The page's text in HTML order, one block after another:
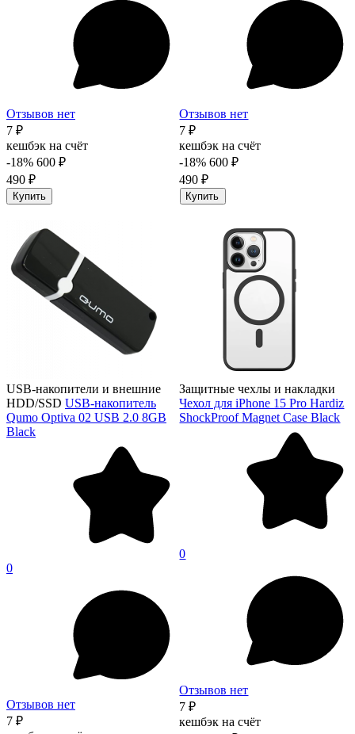
Отзывов нет
7 ₽
кешбэк на счёт
-18% 600 ₽
490 ₽
Купить
Отзывов нет
7 ₽
кешбэк на счёт
-18% 600 ₽
490 ₽
Купить
USB-накопители и внешние
HDD/SSD USB-накопитель
Qumo Optiva 02 USB 2.0 8GB
Black
0
Отзывов нет
7 ₽
Защитные чехлы и накладки
Чехол для iPhone 15 Pro Hardiz
ShockProof Magnet Case Black
0
Отзывов нет
7 ₽
кешбэк на счёт